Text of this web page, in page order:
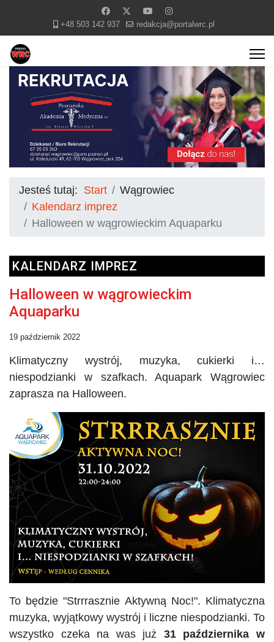
+48 503 142 937 redakcja@portalwrc.pl
Jesteś tutaj: Start
Wągrowiec
Kalendarz imprez
Halloween w wągrowieckim Aquaparku
KALENDARZ IMPREZ
Halloween w wągrowieckim
Aquaparku
19 październik 2022
Klimatyczny wystrój, muzyka, cukierki i…
niespodzianki w szafkach. Aquapark Wągrowiec
zaprasza na Halloween.
To będzie"Strrrasznie Aktywną Noc!". Klimatyczna
muzyka, wyjątkowy wystrój i liczne niespodzianki. To
wszystko czeka na was już 31 października w